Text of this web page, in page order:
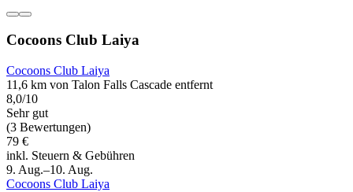
Cocoons Club Laiya
Cocoons Club Laiya
11,6 km von Talon Falls Cascade entfernt
8,0/10
Sehr gut
(3 Bewertungen)
79 €
inkl. Steuern & Gebühren
9. Aug.–10. Aug.
Cocoons Club Laiya